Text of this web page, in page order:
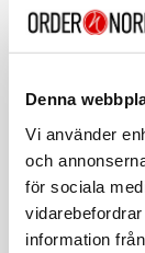
Denna
Vi använder
och
för sociala
information